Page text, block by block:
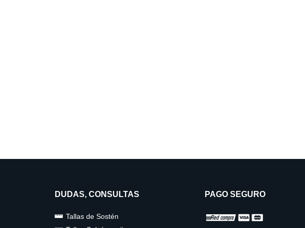
DUDAS, CONSULTAS
Tallas de Sostén
PAGO SEGURO